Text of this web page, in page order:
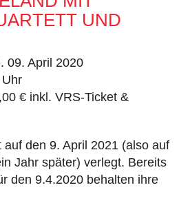
UND
09. April 2020
€ inkl. VRS-Ticket &
auf den 9. April 2021 (also auf
Jahr später) verlegt. Bereits
den 9.4.2020 behalten ihre